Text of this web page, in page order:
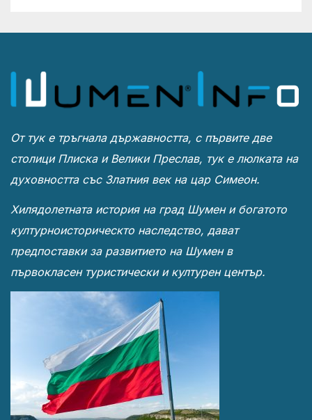
От тук е тръгнала държавността, с първите две
столици Плиска и Велики Преслав, тук е люлката на
духовността със Златния век на цар Симеон.
Хилядолетната история на град Шумен и богатото
културноисторическто наследство, дават
предпоставки за развитието на Шумен в
първокласен туристически и културен център.